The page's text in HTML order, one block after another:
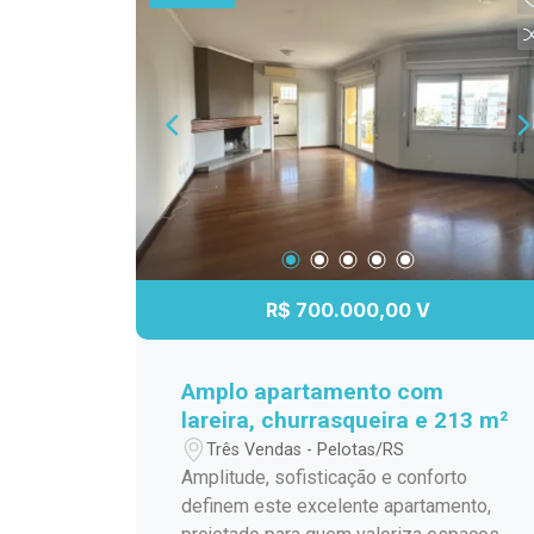
mercados, transporte público e demais
serviços essenciais, proporcionando
mais comodidade para a rotina. Agende
sua visita e venha conhecer esta
excelente oportunidade!
R$ 700.000,00 V
Amplo apartamento com
lareira, churrasqueira e 213 m²
Três Vendas - Pelotas/RS
Amplitude, sofisticação e conforto
definem este excelente apartamento,